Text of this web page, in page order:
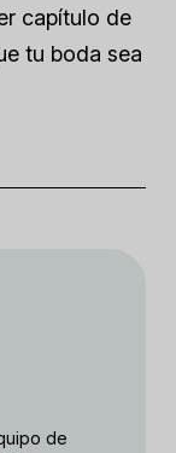
capítulo de
tu boda sea
de